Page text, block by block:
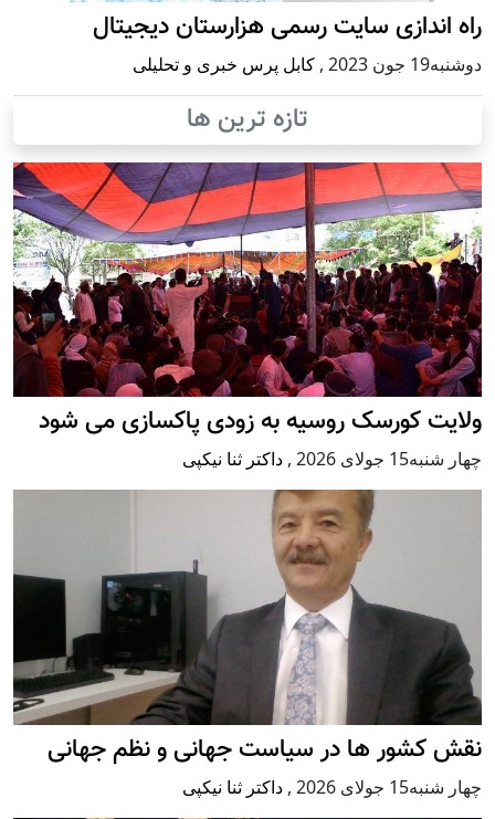
راه اندازی سایت رسمی هزارستان دیجیتال
دوشنبه19 جون 2023 , کابل پرس خبری و تحلیلی
تازه ترین ها
ولایت کورسک روسیه به زودی پاکسازی می شود
چهار شنبه15 جولای 2026 , داکتر ثنا نیکپی
نقش کشور ها در سیاست جهانی و نظم جهانی
چهار شنبه15 جولای 2026 , داکتر ثنا نیکپی